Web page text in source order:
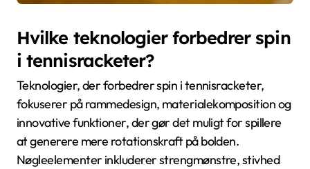
Hvilke teknologier forbedrer spin
i tennisracketer?
Teknologier, der forbedrer spin i tennisracketer,
fokuserer på rammedesign, materialekomposition og
innovative funktioner, der gør det muligt for spillere
at generere mere rotationskraft på bolden.
Nøgleelementer inkluderer strengmønstre, stivhed